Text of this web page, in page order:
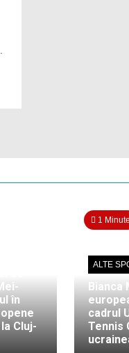
în
Cluj-
1 Minute
ALTE
Bianca
cadrul
Tennis